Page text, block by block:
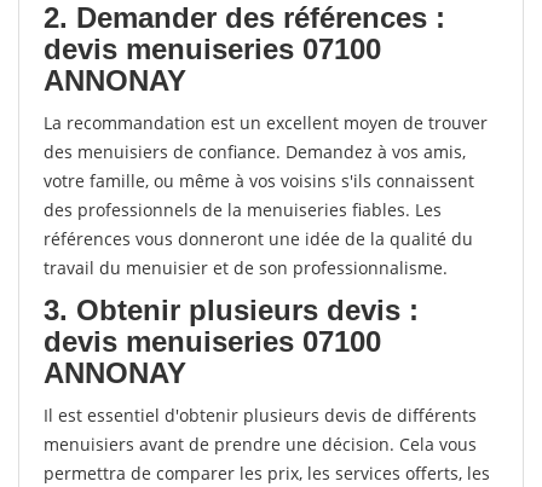
2. Demander des références :
devis menuiseries 07100
ANNONAY
La recommandation est un excellent moyen de trouver
des menuisiers de confiance. Demandez à vos amis,
votre famille, ou même à vos voisins s'ils connaissent
des professionnels de la menuiseries fiables. Les
références vous donneront une idée de la qualité du
travail du menuisier et de son professionnalisme.
3. Obtenir plusieurs devis :
devis menuiseries 07100
ANNONAY
Il est essentiel d'obtenir plusieurs devis de différents
menuisiers avant de prendre une décision. Cela vous
permettra de comparer les prix, les services offerts, les